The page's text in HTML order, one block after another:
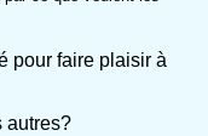
pour faire plaisir à
autres?